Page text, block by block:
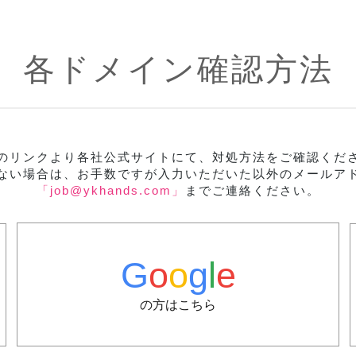
各ドメイン確認方法
リンクより各社公式サイトにて、対処方法をご確認くだ
い場合は、お手数ですが入力いただいた以外のメールア
「job@ykhands.com」
までご連絡ください。
Google
の方はこちら